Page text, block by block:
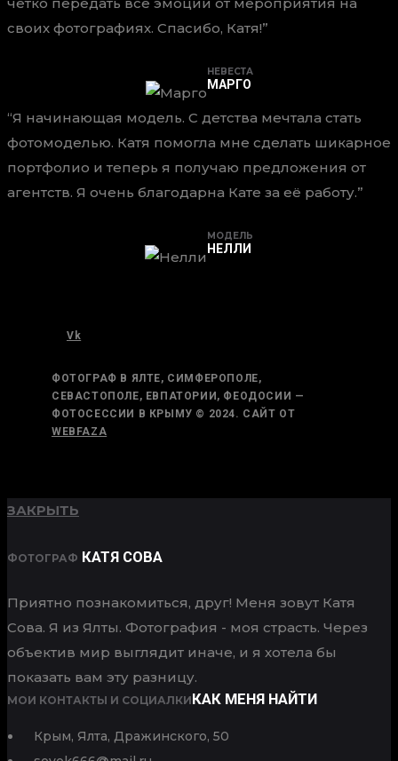
своих фотографиях. Спасибо, Катя!
НЕВЕСТА
МАРГО
Я начинающая модель. С детства мечтала стать
фотомоделью. Катя помогла мне сделать шикарное
портфолио и теперь я получаю предложения от
агентств. Я очень благодарна Кате за её работу.
МОДЕЛЬ
НЕЛЛИ
Vk
ФОТОГРАФ В ЯЛТЕ, СИМФЕРОПОЛЕ,
СЕВАСТОПОЛЕ, ЕВПАТОРИИ, ФЕОДОСИИ —
ФОТОСЕССИИ В КРЫМУ © 2024. САЙТ ОТ
WEBFAZA
ЗАКРЫТЬ
ФОТОГРАФ КАТЯ СОВА
Приятно познакомиться, друг! Меня зовут Катя
Сова. Я из Ялты. Фотография - моя страсть. Через
объектив мир выглядит иначе, и я хотела бы
показать вам эту разницу.
МОИ КОНТАКТЫ И СОЦИАЛКИКАК МЕНЯ НАЙТИ
Крым, Ялта, Дражинского, 50